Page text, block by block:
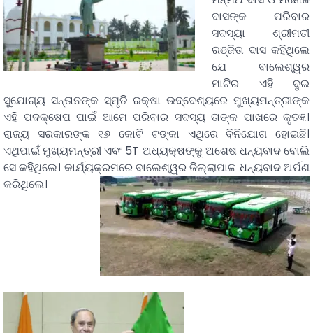
ଦାସଙ୍କ ପରିବାର
ସଦସ୍ୟା ଶ୍ରୀମତୀ
ରଞ୍ଜିତା ଦାସ କହିଥିଲେ
ଯେ ବାଲେଶ୍ୱର
ମାଟିର ଏହି ଦୁଇ
ସୁଯୋଗ୍ୟ ସନ୍ତାନଙ୍କ ସ୍ମୃତି ରକ୍ଷା ଉଦ୍ଦେଶ୍ୟରେ ମୁଖ୍ୟମନ୍ତ୍ରୀଙ୍କ
ଏହି ପଦକ୍ଷେପ ପାଇଁ ଆମେ ପରିବାର ସଦସ୍ୟ ତାଙ୍କ ପାଖରେ କୃତଜ୍ଞ।
ରାଜ୍ୟ ସରକାରଙ୍କ ୧୬ କୋଟି ଟଙ୍କା ଏଥିରେ ବିନିଯୋଗ ହୋଇଛି।
ଏଥିପାଇଁ ମୁଖ୍ୟମନ୍ତ୍ରୀ ଏବଂ 5T ଅଧ୍ୟକ୍ଷଙ୍କୁ ଅଶେଷ ଧନ୍ୟବାଦ ବୋଲି
ସେ କହିଥିଲେ। କାର୍ଯ୍ୟକ୍ରମରେ ବାଲେଶ୍ୱର ଜିଲ୍ଲାପାଳ ଧନ୍ୟବାଦ ଅର୍ପଣ
କରିଥିଲେ।